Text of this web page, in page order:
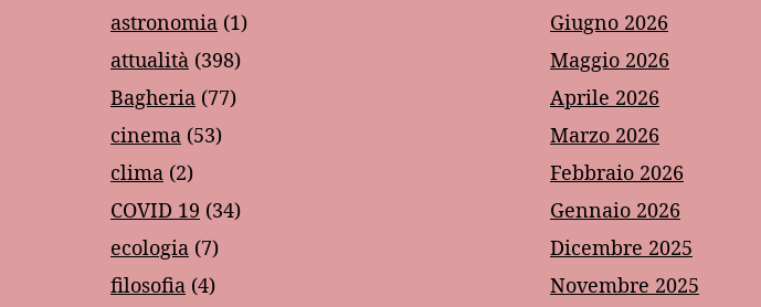
astronomia (1)
attualità (398)
Bagheria (77)
cinema (53)
clima (2)
COVID 19 (34)
ecologia (7)
filosofia (4)
Giugno 2026
Maggio 2026
Aprile 2026
Marzo 2026
Febbraio 2026
Gennaio 2026
Dicembre 2025
Novembre 2025